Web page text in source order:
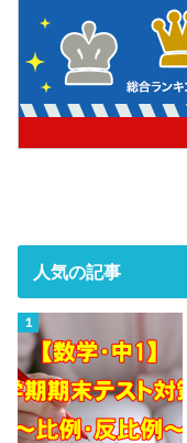
人気の記事